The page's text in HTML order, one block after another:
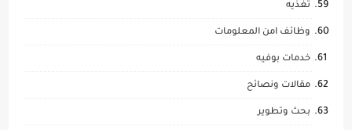
تغذيه
وظائف امن المعلومات
خدمات بوفيه
مقالات ونصائح
بحث وتطوير